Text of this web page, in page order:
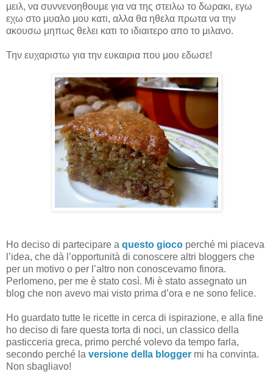
μειλ, να συννενοηθουμε για να της στειλω το δωρακι, εγω
εχω στο μυαλο μου κατι, αλλα θα ηθελα πρωτα να την
ακουσω μηπως θελει κατι το ιδιαιτερο απο το μιλανο.
Την ευχαριστω για την ευκαιρια που μου εδωσε!
Ho deciso di partecipare a questo gioco perché mi piaceva
l’idea, che dà l’opportunità di conoscere altri bloggers che
per un motivo o per l’altro non conoscevamo finora.
Perlomeno, per me è stato così. Mi è stato assegnato un
blog che non avevo mai visto prima d’ora e ne sono felice.
Ho guardato tutte le ricette in cerca di ispirazione, e alla fine
ho deciso di fare questa torta di noci, un classico della
pasticceria greca, primo perché volevo da tempo farla,
secondo perché la versione della blogger mi ha convinta.
Non sbagliavo!